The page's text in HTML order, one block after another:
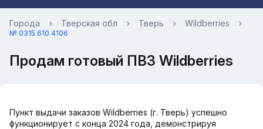
Города Тверская обл Тверь Wildberries
№ 0315 610 4106
Продам готовый ПВЗ Wildberries
Пункт выдачи заказов Wildberries (г. Тверь) успешно
функционирует с конца 2024 года, демонстрируя